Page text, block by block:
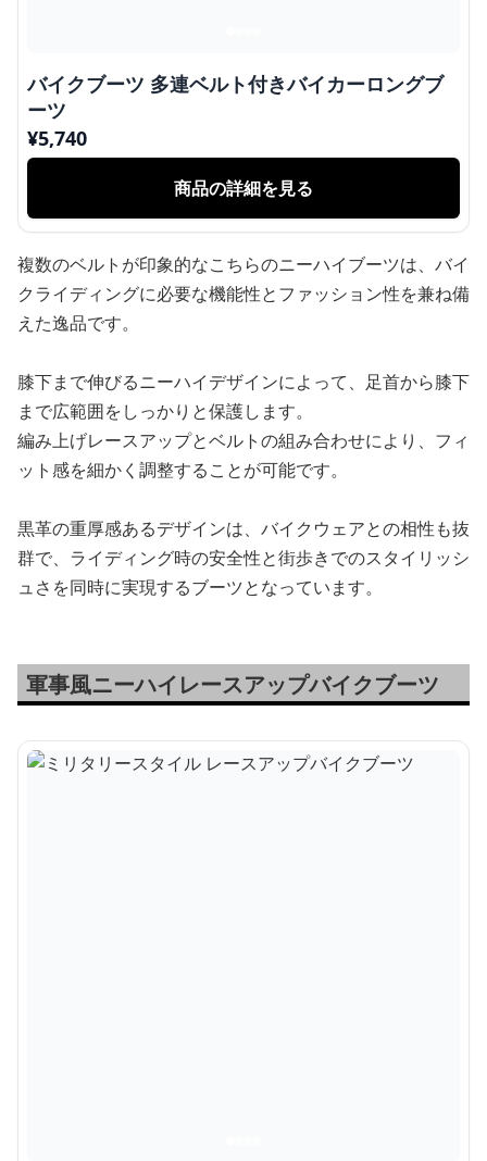
バイクブーツ 多連ベルト付きバイカーロングブ
ーツ
¥5,740
商品の詳細を見る
複数のベルトが印象的なこちらのニーハイブーツは、バイ
クライディングに必要な機能性とファッション性を兼ね備
えた逸品です。
膝下まで伸びるニーハイデザインによって、足首から膝下
まで広範囲をしっかりと保護します。
編み上げレースアップとベルトの組み合わせにより、フィ
ット感を細かく調整することが可能です。
黒革の重厚感あるデザインは、バイクウェアとの相性も抜
群で、ライディング時の安全性と街歩きでのスタイリッシ
ュさを同時に実現するブーツとなっています。
軍事風ニーハイレースアップバイクブーツ